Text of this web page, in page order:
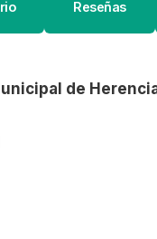
Reseñas
de